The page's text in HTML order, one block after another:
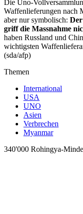
Die Uno-
Waffenlieferungen nach
aber nur symbolisch:
griff die Massnahme
haben Russland und
wichtigsten
(sda/afp)
Themen
International
USA
UNO
Asien
Verbrechen
Myanmar
340'000 Rohingya-